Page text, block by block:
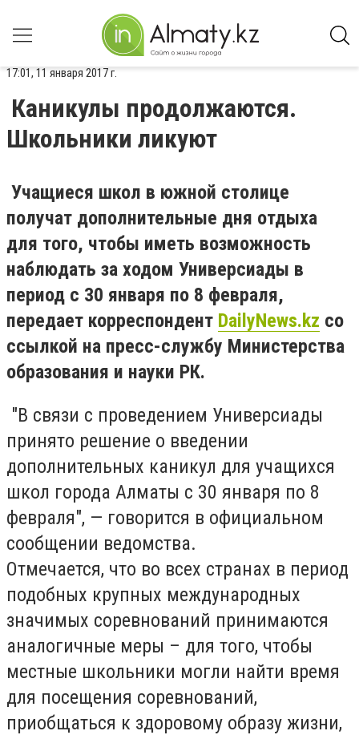
17:01, 11 января 2017 г.
Каникулы продолжаются.
Школьники ликуют
Учащиеся школ в южной столице
получат дополнительные дня отдыха
для того, чтобы иметь возможность
наблюдать за ходом Универсиады в
период с 30 января по 8 февраля,
передает корреспондент DailyNews.kz со
ссылкой на пресс-службу Министерства
образования и науки РК.
"В связи с проведением Универсиады
принято решение о введении
дополнительных каникул для учащихся
школ города Алматы с 30 января по 8
февраля", — говорится в официальном
сообщении ведомства.
Отмечается, что во всех странах в период
подобных крупных международных
значимых соревнований принимаются
аналогичные меры – для того, чтобы
местные школьники могли найти время
для посещения соревнований,
приобщаться к здоровому образу жизни,